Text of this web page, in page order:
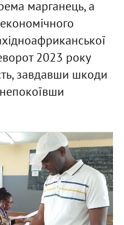
марганець, а
2023 року
завдавши шкоди